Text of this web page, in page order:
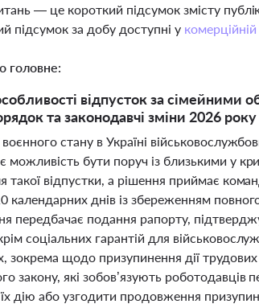
— це короткий підсумок змісту
підсумок за добу доступні у
головне:
відпусток за сімейними
та законодавчі зміни 2026 року
воєнного стану в Україні
можливість бути поруч із близькими у
такої відпустки, а рішення приймає
календарних днів із збереженням
передбачає подання рапорту,
соціальних гарантій для
зокрема щодо призупинення дії
закону, які зобов’язують
дію або узгодити продовження